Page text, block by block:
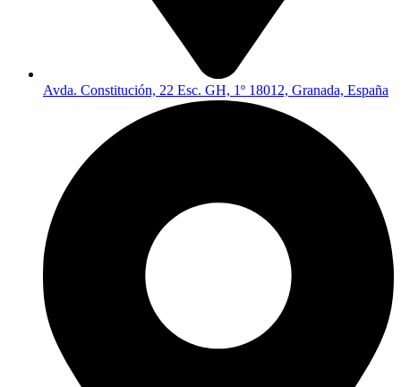
Avda. Constitución, 22 Esc. GH, 1º 18012, Granada, España